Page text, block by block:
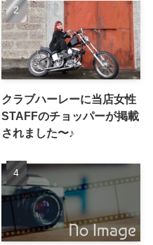
クラブハーレーに当店女性
STAFFのチョッパーが掲載
されました〜♪